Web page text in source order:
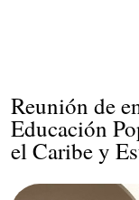
Reunión de
Educación
el Caribe y